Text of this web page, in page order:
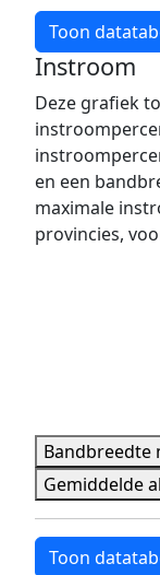
Toon
Jaar
2018 7,8%
2019 7,2%
2020 5,7%
2021 7,0%
5,3%
Instroom
Deze grafiek
en een
maximale
provincies,
Bandbreedte
Gemiddelde
Toon